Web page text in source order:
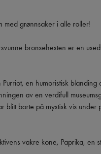
med grønnsaker i alle roller!
bronsehesten er en
Purriot, en humoristisk
av en verdifull
blitt borte på mystisk vis
vakre kone, Paprika, en